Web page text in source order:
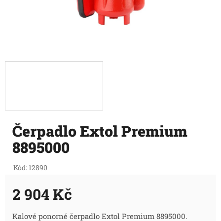
Čerpadlo Extol Premium
8895000
Kód: 12890
2 904 Kč
Měrná
Kalové ponorné čerpadlo Extol Premium 8895000.